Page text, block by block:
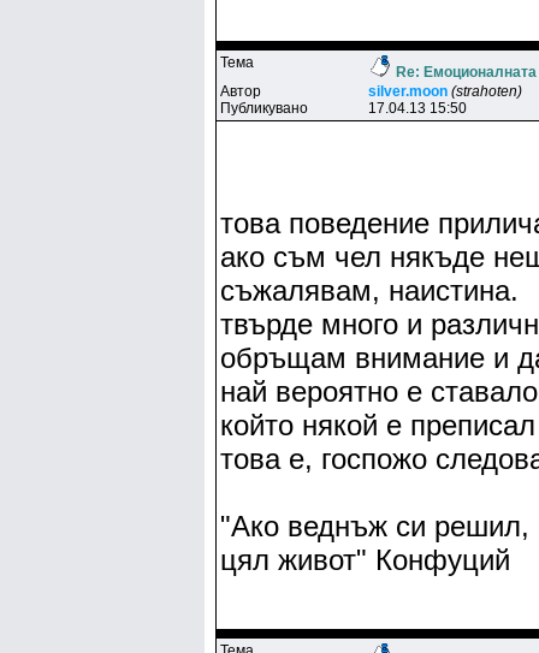
Тема
Re: Емоционалната
Автор
silver.moon (strahoten)
Публикувано
17.04.13 15:50
това поведение
ако съм чел някъде
съжалявам, наистина.
твърде много и
обръщам внимание и
най вероятно е
който някой е
това е, госпожо
"Ако веднъж си решил,
цял живот" Конфуций